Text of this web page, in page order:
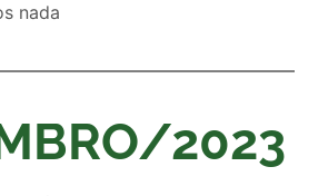
nada
2023